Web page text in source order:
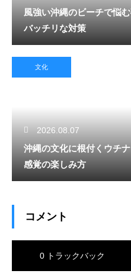
風強い沖縄のビーチで悩
バッチリな対策
文化
2026.08.07
沖縄の文化に根付くウチ
感覚の楽しみ方
コメント
0 トラックバック